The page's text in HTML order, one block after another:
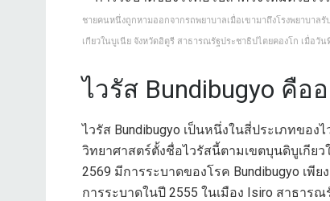
ชายคนหนึ่งถูกหามออกจากรถพยาบาลเมื่อเขามาถึงโรงพยาบาล
เกียวในบูเนีย จังหวัดอิตูรี สาธารณรัฐประชาธิปไตยคองโก เมื่อ
ไวรัส Bundibugyo คือ
ไวรัส Bundibugyo เป็นหนึ่งในสี่ประเภทขอ
วิทยาศาสตร์ตั้งชื่อไวรัสนี้ตามเขตบุนดิบูเกีย
2569 มีการระบาดของโรค Bundibugyo เพี
การระบาดในปี 2555 ในเมือง Isiro สาธาร